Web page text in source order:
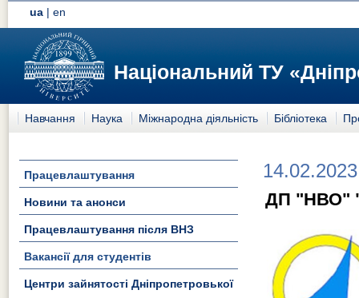
ua |en
Національний ТУ
Навчання Наука Міжнародна діяльність Бібліотека
Працевлаштування
Новини та анонси
Працевлаштування після ВНЗ
Вакансії для студентів
Центри зайнятості Дніпропетровької
14.02.2023
ДП "НВО"